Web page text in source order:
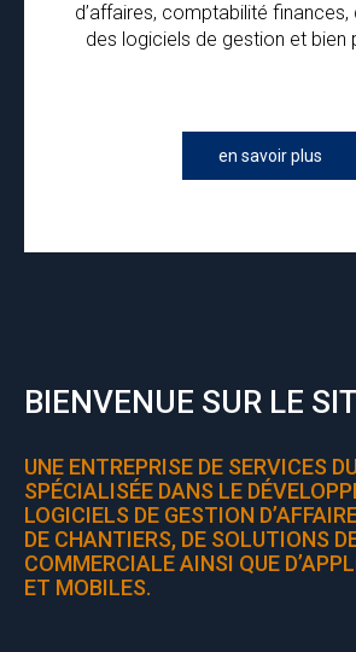
d’affaires, comptabilité finances,
des logiciels de gestion et bien
en savoir plus
BIENVENUE SUR LE
UNE ENTREPRISE DE SERVICES
SPÉCIALISÉE DANS LE
LOGICIELS DE GESTION
DE CHANTIERS, DE SOLUTIONS
COMMERCIALE AINSI QUE
ET MOBILES.